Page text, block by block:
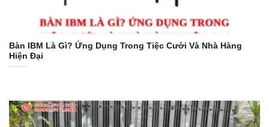
Bàn IBM Là Gì? Ứng Dụng Trong Tiệc Cưới Và Nhà Hàng
Hiện Đại